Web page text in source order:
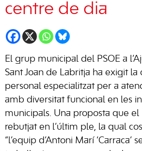
centre de dia
El grup municipal del PSOE a
Sant Joan de Labritja ha exigit la
personal especialitzat per a
amb diversitat funcional en les
municipals. Una proposta que el
rebutjat en l’últim ple, la qual
“l’equip d’Antoni Marí ‘Carraca’